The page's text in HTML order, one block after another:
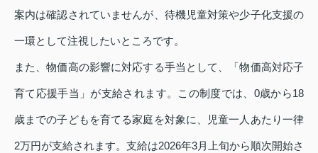
案内は確認されていませんが、待機児童対策や少子化支援の
一環として注視したいところです。
また、物価高の影響に対応する手当として、「物価高対応子
育て応援手当」が支給されます。この制度では、0歳から18
歳までの子どもを育てる家庭を対象に、児童一人あたり一律
2万円が支給されます。支給は2026年3月上旬から順次開始さ